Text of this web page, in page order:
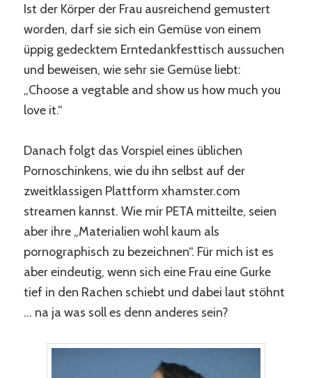
Ist der Körper der Frau ausreichend gemustert
worden, darf sie sich ein Gemüse von einem
üppig gedecktem Erntedankfesttisch aussuchen
und beweisen, wie sehr sie Gemüse liebt:
„Choose a vegtable and show us how much you
love it.“
Danach folgt das Vorspiel eines üblichen
Pornoschinkens, wie du ihn selbst auf der
zweitklassigen Plattform xhamster.com
streamen kannst. Wie mir PETA mitteilte, seien
aber ihre „Materialien wohl kaum als
pornographisch zu bezeichnen“. Für mich ist es
aber eindeutig, wenn sich eine Frau eine Gurke
tief in den Rachen schiebt und dabei laut stöhnt
… na ja was soll es denn anderes sein?